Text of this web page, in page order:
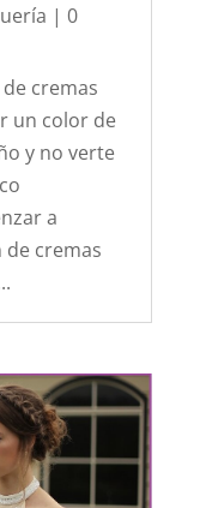
| 0
cremas
un color de
y no verte
a
cremas